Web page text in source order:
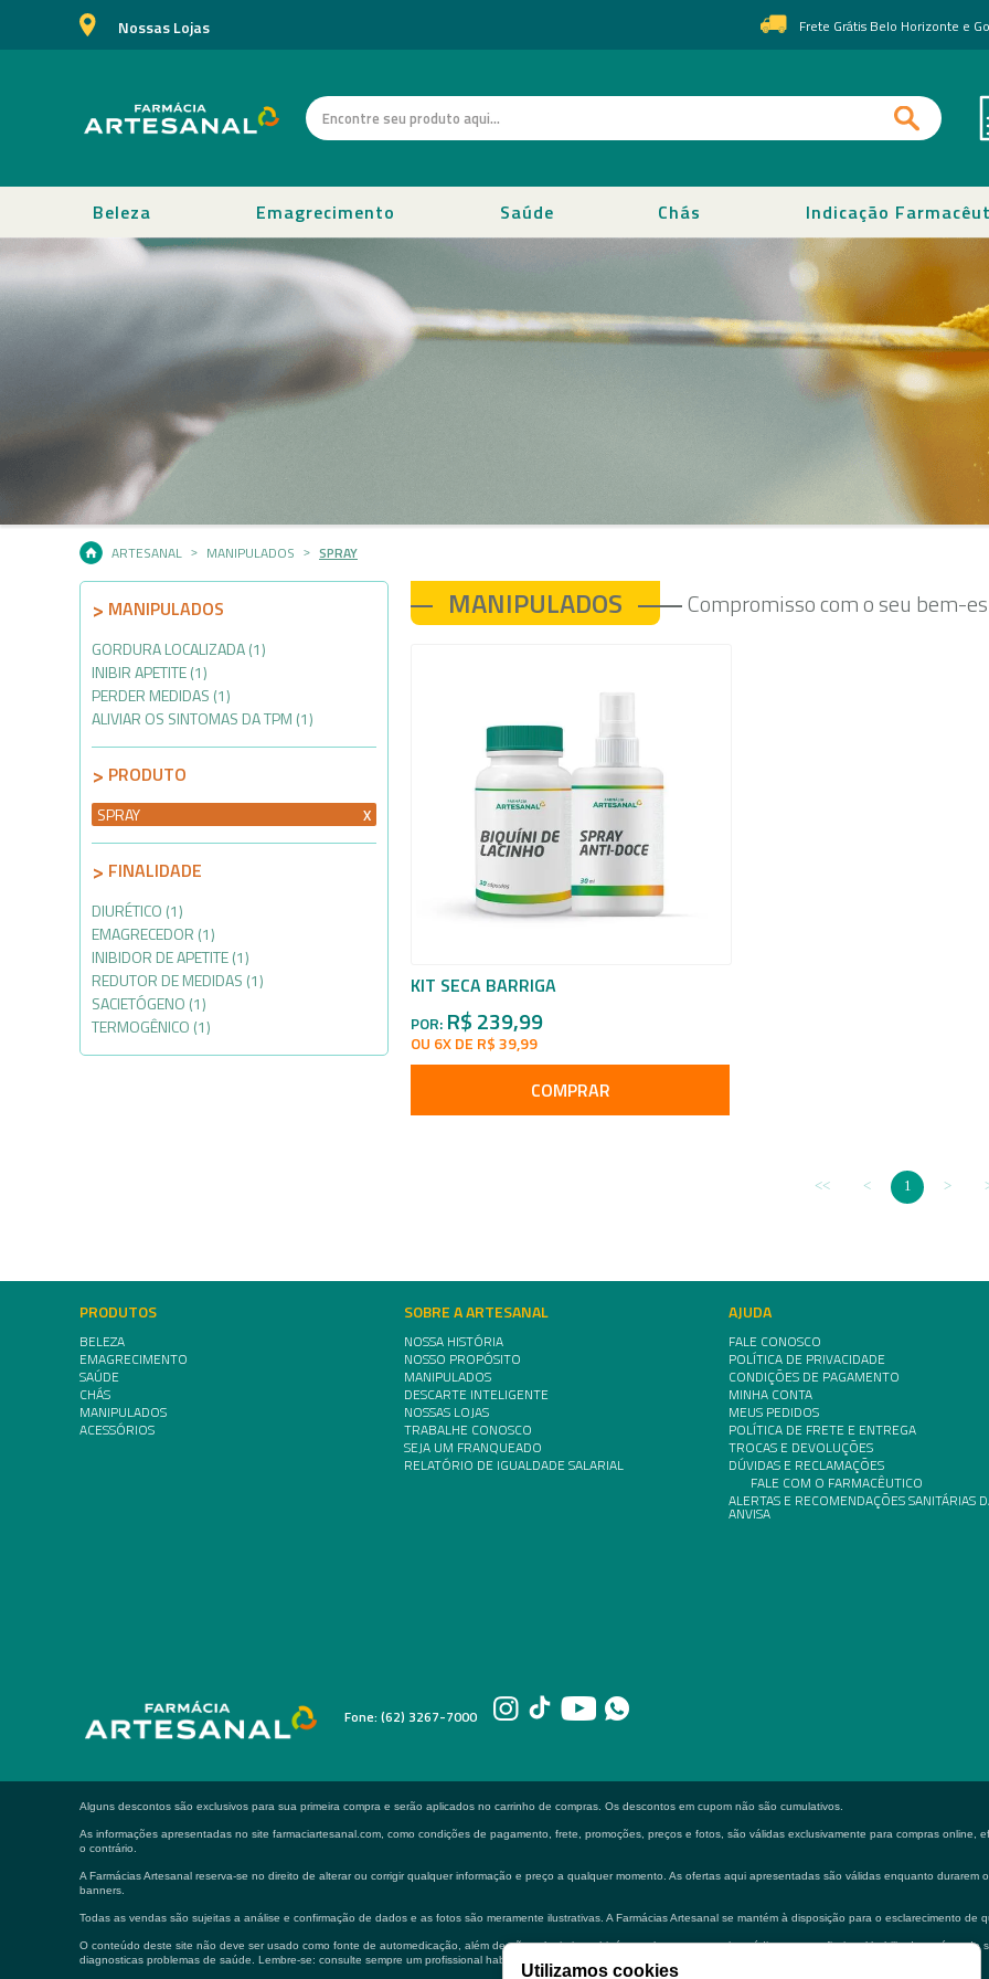
Nossas Lojas Frete Grátis Belo Horizonte e
Beleza Emagrecimento Saúde Chás Indicação
ARTESANAL MANIPULADOS SPRAY
MANIPULADOS
GORDURA LOCALIZADA (1)
INIBIR APETITE (1)
PERDER MEDIDAS (1)
ALIVIAR OS SINTOMAS DA TPM (1)
PRODUTO
SPRAY
FINALIDADE
DIURÉTICO (1)
EMAGRECEDOR (1)
INIBIDOR DE APETITE (1)
REDUTOR DE MEDIDAS (1)
SACIETÓGENO (1)
TERMOGÊNICO (1)
MANIPULADOS Compromisso com o seu bem-
KIT SECA BARRIGA
POR: R$ 239,99
OU 6X DE R$ 39,99
COMPRAR
1
PRODUTOS
BELEZA
EMAGRECIMENTO
SAÚDE
CHÁS
MANIPULADOS
ACESSÓRIOS
SOBRE A ARTESANAL
NOSSA HISTÓRIA
NOSSO PROPÓSITO
MANIPULADOS
DESCARTE INTELIGENTE
NOSSAS LOJAS
TRABALHE CONOSCO
SEJA UM FRANQUEADO
RELATÓRIO DE IGUALDADE SALARIAL
AJUDA
FALE CONOSCO
POLÍTICA DE PRIVACIDADE
CONDIÇÕES DE PAGAMENTO
MINHA CONTA
MEUS PEDIDOS
POLÍTICA DE FRETE E ENTREGA
TROCAS E DEVOLUÇÕES
DÚVIDAS E RECLAMAÇÕES
FALE COM O FARMACÊUTICO
ALERTAS E RECOMENDAÇÕES SANITÁRIAS
ANVISA
Fone: (62) 3267-7000
Alguns descontos são exclusivos para sua primeira compra e serão aplicados no carrinho de compras. Os descontos em cupom não são cumulativos.
As informações apresentadas no site farmaciartesanal.com, como condições de pagamento, frete, promoções, preços e fotos, são válidas exclusivamente para compras online,
o contrário.
A Farmácias Artesanal reserva-se no direito de alterar ou corrigir qualquer informação e preço a qualquer momento. As ofertas aqui apresentadas são válidas enquanto
banners.
Todas as vendas são sujeitas a análise e confirmação de dados e as fotos são meramente ilustrativas. A Farmácias Artesanal se mantém à disposição para o esclarecimento de
O conteúdo deste site não deve ser usado como fonte de automedicação, além de não substituir em hipótese alguma a consulta médica e ou profissional habilitado na área
diagnosticas problemas de saúde. Lembre-se: consulte sempre um profissional habilitado.
Utilizamos cookies